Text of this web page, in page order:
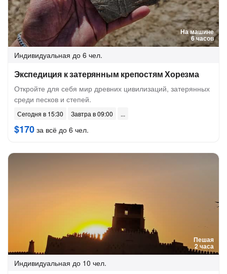
На машине
6 часов
Индивидуальная до 6 чел.
Экспедиция к затерянным крепостям Хорезма
Откройте для себя мир древних цивилизаций, затерянных
среди песков и степей.
Сегодня в 15:30 Завтра в 09:00
$170 за всё до 6 чел.
Пешая
2 часа
Индивидуальная до 10 чел.